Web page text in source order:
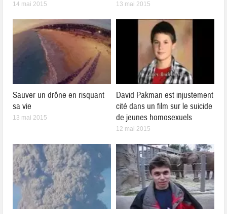
14 mai 2015 13 mai 2015
Sauver un drône en risquant
sa vie
13 mai 2015
David Pakman est injustement
cité dans un film sur le suicide
de jeunes homosexuels
12 mai 2015